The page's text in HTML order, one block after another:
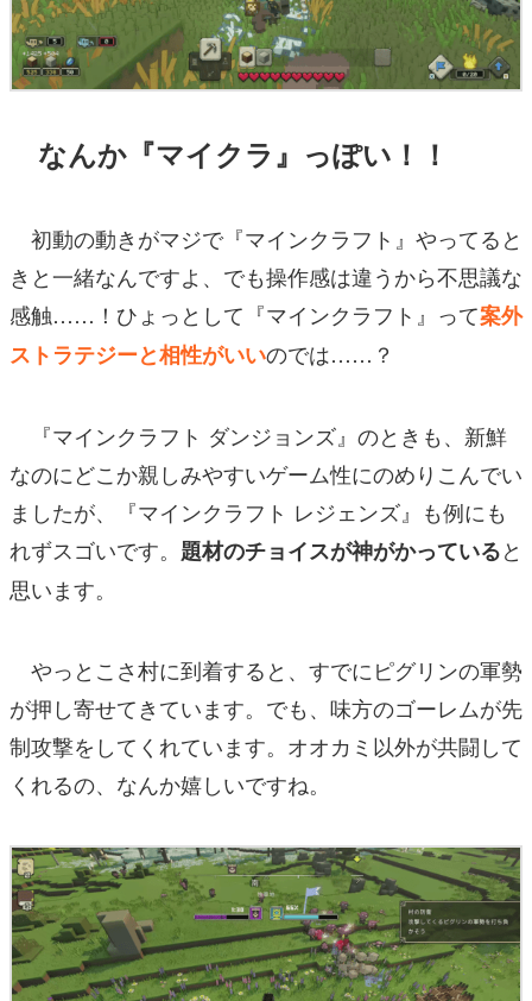
なんか『マイクラ』っぽい！！
初動の動きがマジで『マインクラフト』やってると
きと一緒なんですよ、でも操作感は違うから不思議な
感触……！ひょっとして『マインクラフト』って案外
ストラテジーと相性がいいのでは……？
『マインクラフト ダンジョンズ』のときも、新鮮
なのにどこか親しみやすいゲーム性にのめりこんでい
ましたが、『マインクラフト レジェンズ』も例にも
れずスゴいです。 題材のチョイスが神がかっていると
思います。
やっとこさ村に到着すると、すでにピグリンの軍勢
が押し寄せてきています。でも、味方のゴーレムが先
制攻撃をしてくれています。オオカミ以外が共闘して
くれるの、なんか嬉しいですね。